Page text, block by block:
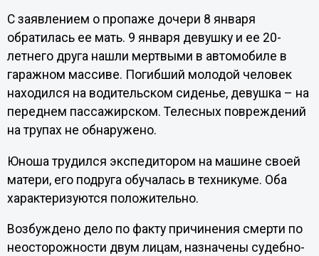
С заявлением о пропаже дочери 8 января
обратилась ее мать. 9 января девушку и ее 20-
летнего друга нашли мертвыми в автомобиле в
гаражном массиве. Погибший молодой человек
находился на водительском сиденье, девушка – на
переднем пассажирском. Телесных повреждений
на трупах не обнаружено.
Юноша трудился экспедитором на машине своей
матери, его подруга обучалась в техникуме. Оба
характеризуются положительно.
Возбуждено дело по факту причинения смерти по
неосторожности двум лицам, назначены судебно-